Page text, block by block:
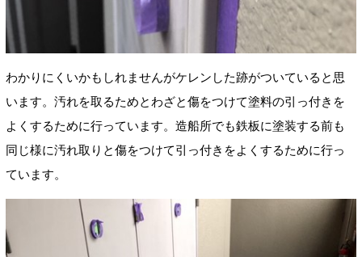
わかりにくいかもしれませんがケレンした跡がついていると思
います。汚れを取るためとわざと傷をつけて塗料の引っ付きを
よくするために行っています。造船所でも鉄板に塗装する前も
同じ様に汚れ取りと傷をつけて引っ付きをよくするために行っ
ています。